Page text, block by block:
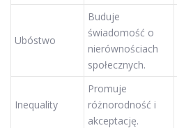
Ubóstwo
Buduje
świadomość o
nierównościach
społecznych.
Inequality
Promuje
różnorodność i
akceptację.